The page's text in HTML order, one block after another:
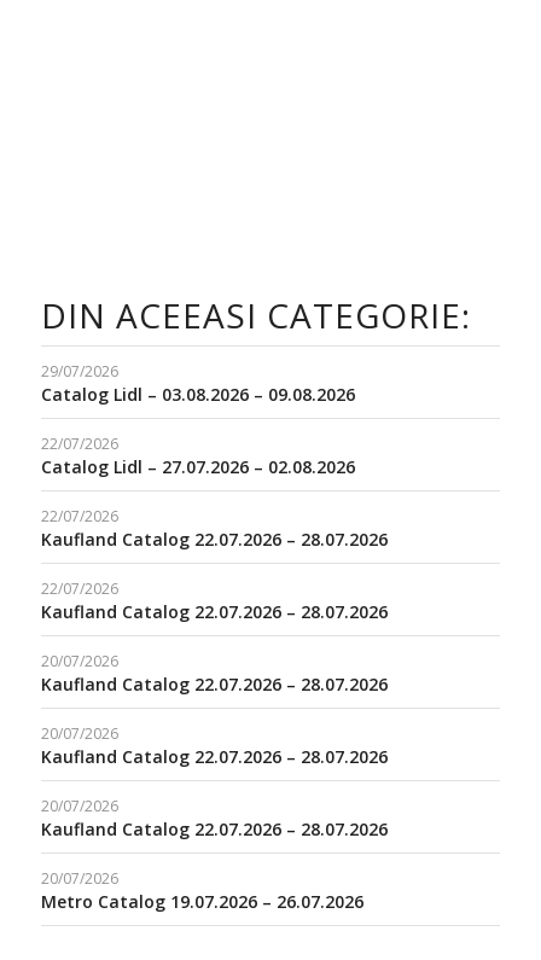
DIN ACEEASI CATEGORIE:
29/07/2026
Catalog Lidl – 03.08.2026 – 09.08.2026
22/07/2026
Catalog Lidl – 27.07.2026 – 02.08.2026
22/07/2026
Kaufland Catalog 22.07.2026 – 28.07.2026
22/07/2026
Kaufland Catalog 22.07.2026 – 28.07.2026
20/07/2026
Kaufland Catalog 22.07.2026 – 28.07.2026
20/07/2026
Kaufland Catalog 22.07.2026 – 28.07.2026
20/07/2026
Kaufland Catalog 22.07.2026 – 28.07.2026
20/07/2026
Metro Catalog 19.07.2026 – 26.07.2026